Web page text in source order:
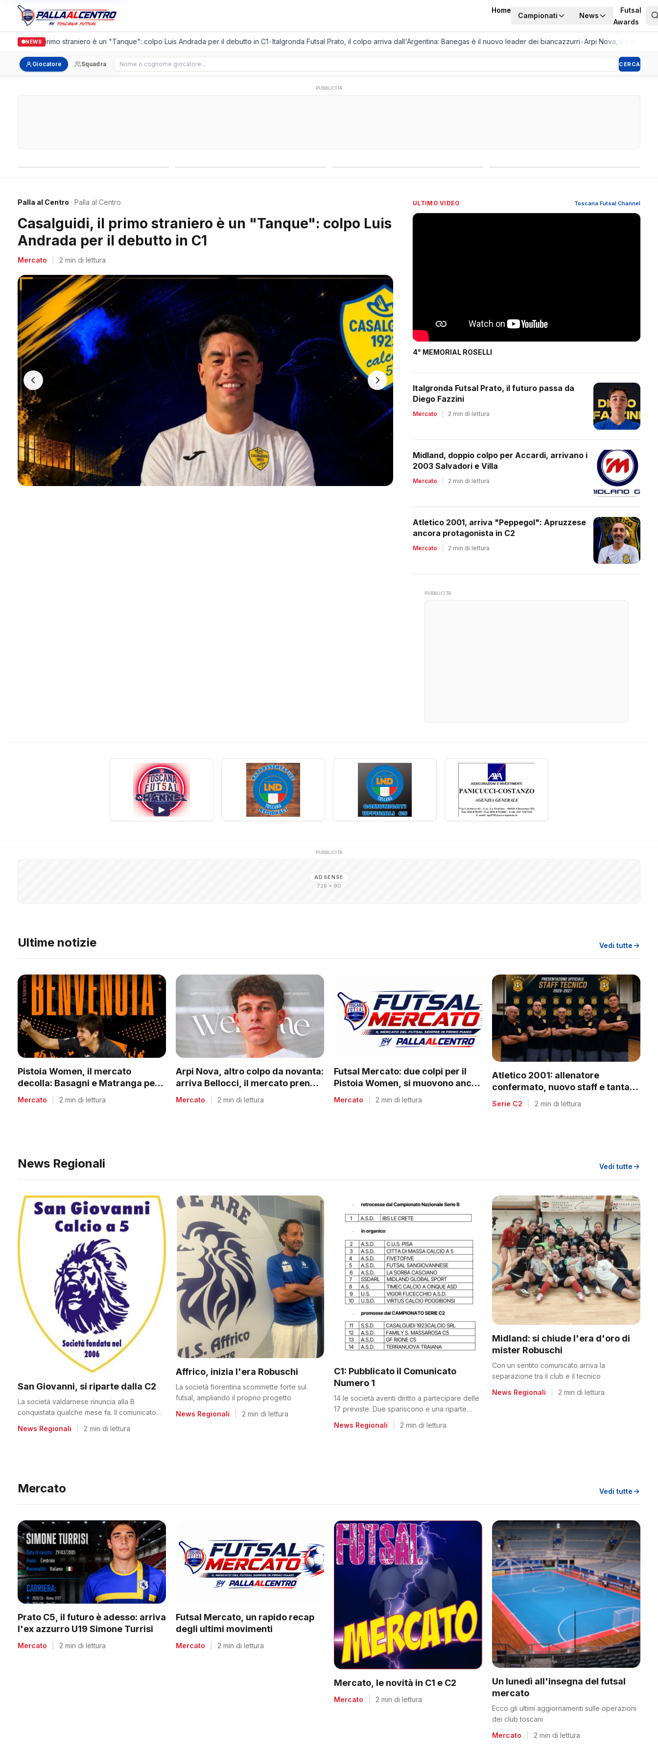
Home
Campionati News
Futsal
Awards
NEWS
il primo straniero è un "Tanque": colpo Luis Andrada per il debutto in C1•Italgronda Futsal Prato, il colpo arriva dall'Argentina: Banegas è il nuovo leader dei biancazzurri•Arpi Nova, il colpo
Giocatore Squadra Cerca giocatore CERCA
PUBBLICITÀ
Palla al Centro · Palla al Centro
Italgronda Futsal Prato, il colpo arriva dall'Argentina:
Banegas è il nuovo leader dei biancazzurri
Mercato 2 min di lettura
ULTIMO VIDEO Toscana Futsal Channel
4° MEMORIAL ROSELLI
Italgronda Futsal Prato, il futuro passa da
Diego Fazzini
Mercato 2 min di lettura
Midland, doppio colpo per Accardi, arrivano i
2003 Salvadori e Villa
Mercato 2 min di lettura
Atletico 2001, arriva "Peppegol": Apruzzese
ancora protagonista in C2
Mercato 2 min di lettura
PUBBLICITÀ
PUBBLICITÀ
ADSENSE
728 × 90
Ultime notizie Vedi tutte
Pistoia Women, il mercato
decolla: Basagni e Matranga per il
nuovo corso di Nico Lami
Mercato 2 min di lettura
Arpi Nova, altro colpo da novanta:
arriva Bellocci, il mercato prende
quota
Mercato 2 min di lettura
Futsal Mercato: due colpi per il
Pistoia Women, si muovono anche
tanti club del regionale
Mercato 2 min di lettura
Atletico 2001: allenatore
confermato, nuovo staff e tanta
voglia di riscatto dopo la
retrocessione
Serie C2 2 min di lettura
News Regionali Vedi tutte
San Giovanni, si riparte dalla C2
La società valdarnese rinuncia alla B
conquistata qualche mese fa. Il comunicato
News Regionali 2 min di lettura
Affrico, inizia l'era Robuschi
La società fiorentina scommette forte sul
futsal, ampliando il proprio progetto
News Regionali
2 min di lettura
C1: Pubblicato il Comunicato
Numero 1
14 le società aventi diritto a partecipare delle
17 previste. Due spariscono e una riparte
News Regionali 2 min di lettura
Midland: si chiude l'era d'oro di
mister Robuschi
Con un sentito comunicato arriva la
separazione tra il club e il tecnico
News Regionali
2 min di lettura
Mercato Vedi tutte
Prato C5, il futuro è adesso: arriva
l'ex azzurro U19 Simone Turrisi
Mercato 2 min di lettura
Futsal Mercato, un rapido recap
degli ultimi movimenti
Mercato 2 min di lettura
Mercato, le novità in C1 e C2
Mercato 2 min di lettura
Un lunedì all'insegna del futsal
mercato
Ecco gli ultimi aggiornamenti sulle operazioni
dei club toscani
Mercato
2 min di lettura